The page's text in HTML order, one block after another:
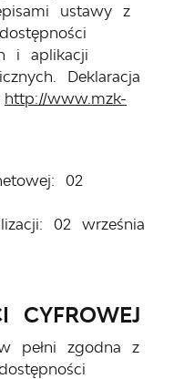
ustawy z
i aplikacji
Deklaracja
http://www.mzk-
02
02 września
CYFROWEJ
pełni zgodna z